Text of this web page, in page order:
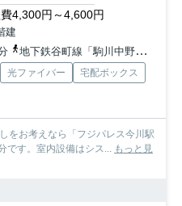
4,300円～4,600円
建
地下鉄谷町線「駒川中野」駅 徒歩12分
光ファイバー
宅配ボックス
をお考えなら「フジパレス今川駅
す。室内設備はシス...
もっと見